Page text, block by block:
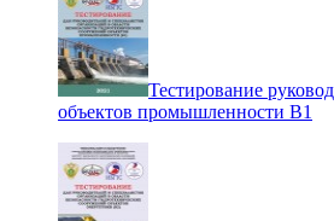
Тестирование
объектов промышленности В1